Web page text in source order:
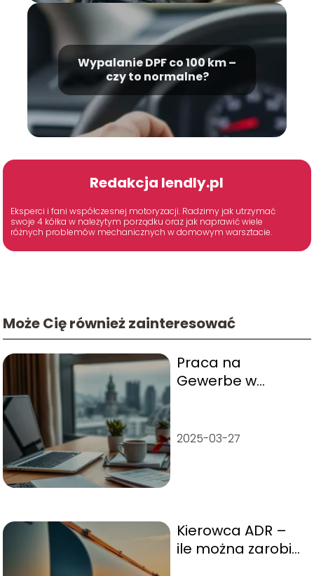
Wypalanie DPF co 100 km –
czy to normalne?
Redakcja lendly.pl
Eksperci i fani współczesnej motoryzacji. Radzimy jak utrzymać
swoje 4 kółka w należytym porządku oraz jak naprawić wiele
różnych problemów mechanicznych w domowym warsztacie.
Może Cię również zainteresować
Praca na
Gewerbe w
działalność?
2025-03-27
Kierowca ADR –
ile można zarobić